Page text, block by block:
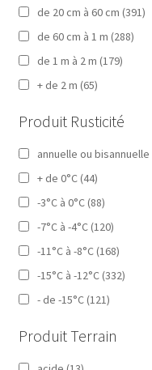
de 20 cm à 60 cm (391)
de 60 cm à 1 m (288)
de 1 m à 2 m (179)
+ de 2 m (65)
Produit Rusticité
annuelle ou bisannuelle
+ de 0°C (44)
-3°C à 0°C (88)
-7°C à -4°C (120)
-11°C à -8°C (168)
-15°C à -12°C (332)
- de -15°C (121)
Produit Terrain